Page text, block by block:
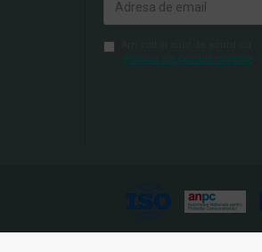
Politica de Confidentialitate